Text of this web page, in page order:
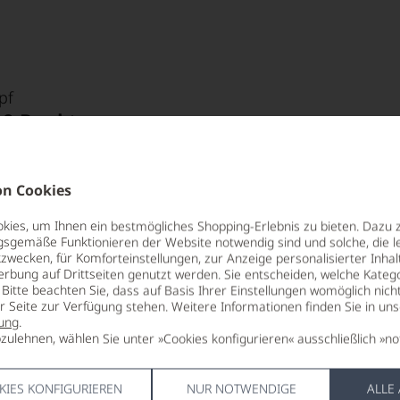
Cookies
um Ihnen ein bestmögliches Shopping-Erlebnis zu bieten. Dazu
Funktionieren der Website notwendig sind und solche, die
für Komforteinstellungen, zur Anzeige personalisierter
auf Drittseiten genutzt werden. Sie entscheiden, welche
beachten Sie, dass auf Basis Ihrer Einstellungen womöglich
Seite zur Verfügung stehen. Weitere Informationen finden Sie in
.
wählen Sie unter »Cookies konfigurieren« ausschließlich
KONFIGURIEREN NUR NOTWENDIGE ALLE
Punkte
Punkte:
Punktefür den Jahrgang 2022
und